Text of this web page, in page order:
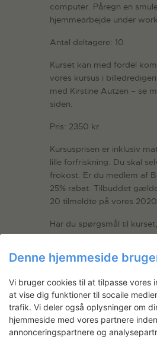
computer. Påregn en
hjemmearbejde under
Antal deltagere: 10
Kurset kan med fordel
vores kursus i
med Kirstine Autzen – se
siden.
Pris: 2350 kr.
Kursusprisen er inklusiv
lille forfriskning. Du skal
frokost. Er du medlem af
25% rabat. Tilbuddet
20 tilmeldte på vores
Har du spørgsmål til kurset,
ansøgningsproceduren
Rebekka Lewin på
NB! Vi forbeholder os
kurset, hvis der ikke er
Afmelding skal ske
administrationen. Indtil
Denne hjemmeside
Vi bruger cookies til at tilpasse vores
at vise dig funktioner til socaile
trafik. Vi deler også oplysninger om
hjemmeside med vores partnere
annonceringspartnere og